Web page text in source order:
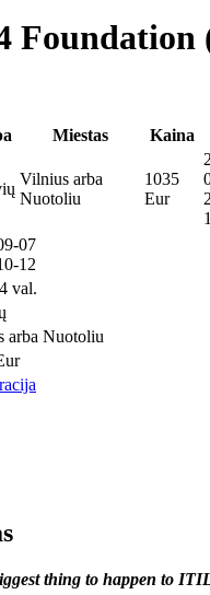
Foundation
Miestas Kaina
Vilnius arba
Nuotoliu
1035
Eur
07
12
val.
arba Nuotoliu
thing to happen to